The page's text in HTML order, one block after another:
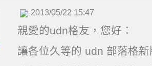
2013/05/22 15:47
親愛的udn格友，您好：
讓各位久等的 udn 部落格